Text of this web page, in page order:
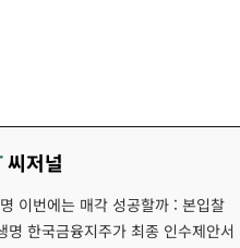
씨저널
이번에는 매각 성공할까 : 본입찰
명 한국금융지주가 최종 인수제안서